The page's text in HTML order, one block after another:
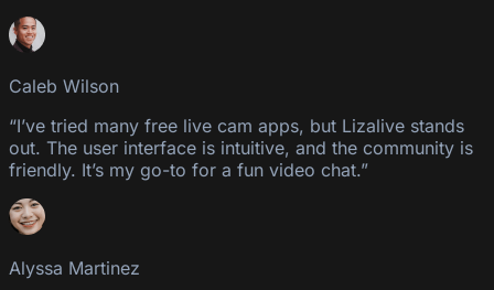
Caleb Wilson
“I’ve tried many free live cam apps, but Lizalive stands
out. The user interface is intuitive, and the community is
friendly. It’s my go-to for a fun video chat.”
Alyssa Martinez